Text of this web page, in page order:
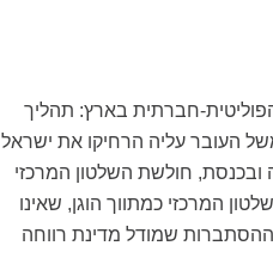
הפוליטית-חברתית בארץ: תהליך
העובר עליה הרחיקו את ישראל
ובכנסת, חולשת השלטון המרכזי
המרכזי כמתווך הוגן, שאינו
ההסתברות שמודל מדינת רווחה